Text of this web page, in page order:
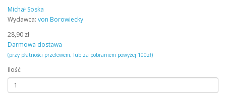
Michał Soska
Wydawca: von Borowiecky
28,90 zł
Darmowa dostawa
(przy płatności przelewem, lub za pobraniem powyżej 100zł)
Ilość